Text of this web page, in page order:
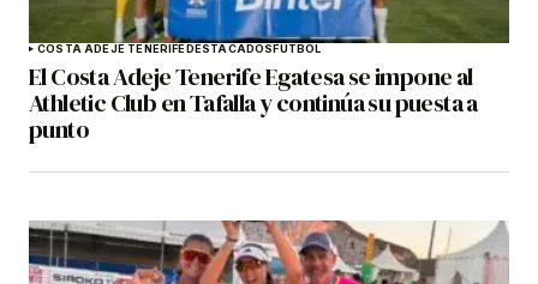
COSTA ADEJE TENERIFEDESTACADOSFÚTBOL
El Costa Adeje Tenerife Egatesa se impone al
Athletic Club en Tafalla y continúa su puesta a
punto